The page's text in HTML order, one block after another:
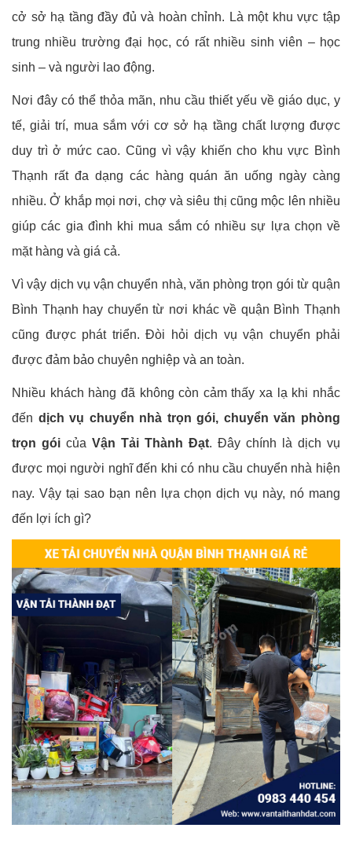
cở sở hạ tầng đầy đủ và hoàn chỉnh. Là một khu vực tập
trung nhiều trường đại học, có rất nhiều sinh viên – học
sinh – và người lao động.
Nơi đây có thể thỏa mãn, nhu cầu thiết yếu về giáo dục, y
tế, giải trí, mua sắm với cơ sở hạ tầng chất lượng được
duy trì ở mức cao. Cũng vì vậy khiến cho khu vực Bình
Thạnh rất đa dạng các hàng quán ăn uống ngày càng
nhiều. Ở khắp mọi nơi, chợ và siêu thị cũng mộc lên nhiều
giúp các gia đình khi mua sắm có nhiều sự lựa chọn về
mặt hàng và giá cả.
Vì vậy dịch vụ vận chuyển nhà, văn phòng trọn gói từ quận
Bình Thạnh hay chuyển từ nơi khác về quận Bình Thạnh
cũng được phát triển. Đòi hỏi dịch vụ vận chuyển phải
được đảm bảo chuyên nghiệp và an toàn.
Nhiều khách hàng đã không còn cảm thấy xa lạ khi nhắc
đến dịch vụ chuyển nhà trọn gói, chuyển văn phòng
trọn gói của Vận Tải Thành Đạt. Đây chính là dịch vụ
được mọi người nghĩ đến khi có nhu cầu chuyển nhà hiện
nay. Vậy tại sao bạn nên lựa chọn dịch vụ này, nó mang
đến lợi ích gì?